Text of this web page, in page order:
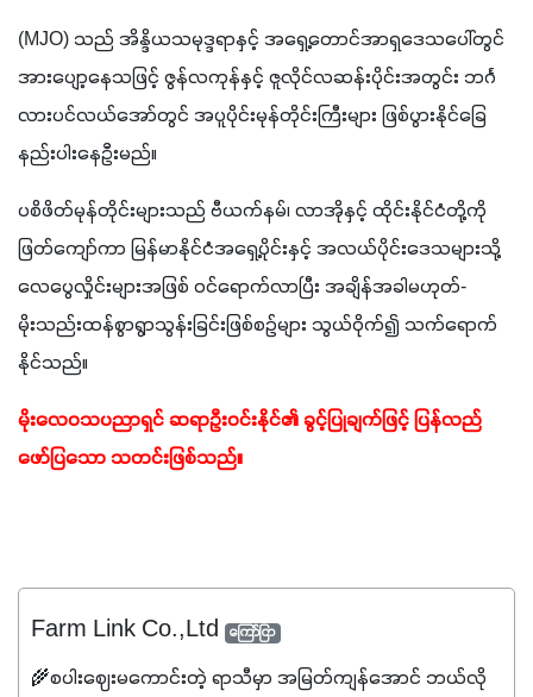
(MJO) သည် အိန္ဒိယသမုဒ္ဒရာနှင့် အရှေ့တောင်အာရှဒေသပေါ်တွင်
အားပျော့နေသဖြင့် ဇွန်လကုန်နှင့် ဇူလိုင်လဆန်းပိုင်းအတွင်း ဘင်္ဂ
လားပင်လယ်အော်တွင် အပူပိုင်းမုန်တိုင်းကြီးများ ဖြစ်ပွားနိုင်ခြေ
နည်းပါးနေဦးမည်။
ပစိဖိတ်မုန်တိုင်းများသည် ဗီယက်နမ်၊ လာအိုနှင့် ထိုင်းနိုင်ငံတို့ကို
ဖြတ်ကျော်ကာ မြန်မာနိုင်ငံအရှေ့ပိုင်းနှင့် အလယ်ပိုင်းဒေသများသို့
လေပွေလှိုင်းများအဖြစ် ဝင်ရောက်လာပြီး အချိန်အခါမဟုတ်-
မိုးသည်းထန်စွာရွာသွန်းခြင်းဖြစ်စဉ်များ သွယ်ဝိုက်၍ သက်ရောက်
နိုင်သည်။
မိုးလေဝသပညာရှင် ဆရာဦးဝင်းနိုင်၏ ခွင့်ပြုချက်ဖြင့် ပြန်လည်
ဖော်ပြသော သတင်းဖြစ်သည်။
Farm Link Co.,Ltd ကြော်ငြာ
🌾စပါးဈေးမကောင်းတဲ့ ရာသီမှာ အမြတ်ကျန်အောင် ဘယ်လို